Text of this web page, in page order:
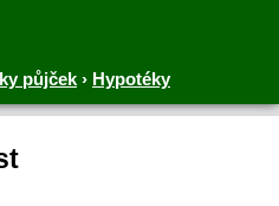
půjček › Hypotéky